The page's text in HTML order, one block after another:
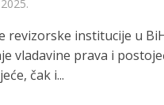
revizorske institucije u
vladavine prava i
čak i...